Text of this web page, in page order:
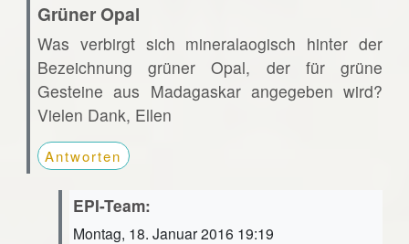
Grüner Opal
Was verbirgt sich mineralaogisch hinter der
Bezeichnung grüner Opal, der für grüne
Gesteine aus Madagaskar angegeben wird?
Vielen Dank, Ellen
Antworten
EPI-Team:
Montag, 18. Januar 2016 19:19